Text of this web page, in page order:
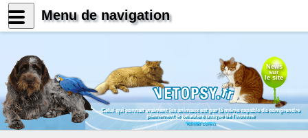
News
sur
le site
Celui qui connait vraiment les animaux est par là même capable de comprendre
pleinement le caractère unique de l'homme
Konrad Lorenz
Menu de navigation